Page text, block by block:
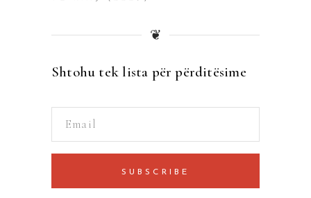
❦
Shtohu tek lista për përditësime
SUBSCRIBE